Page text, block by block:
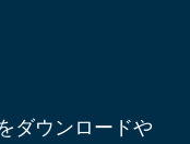
ダウンロードや